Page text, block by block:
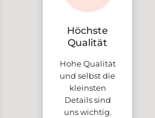
Höchste
Qualität
Hohe Qualität
und selbst die
kleinsten
Details sind
uns wichtig.